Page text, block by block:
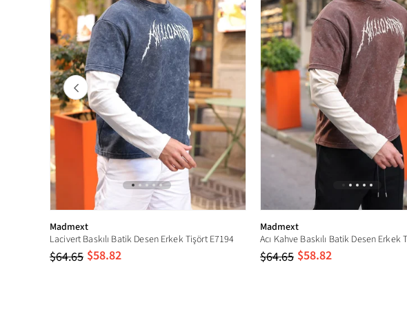
Yıkama Talimatı
30 °C sıcaklıkta
Tamburlu kurutma
Madmext
Lacivert Baskılı Batik Desen Erkek Tişört E7194
$58.82
$64.65
Madmext
Acı Kahve Baskılı Batik Desen Erkek
$58.82
$64.65